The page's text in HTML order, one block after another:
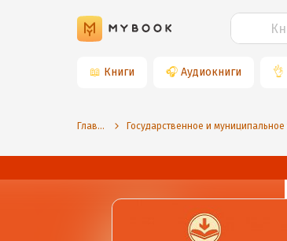
📖 Книги 🎧 Аудиокниги 👌
Главная